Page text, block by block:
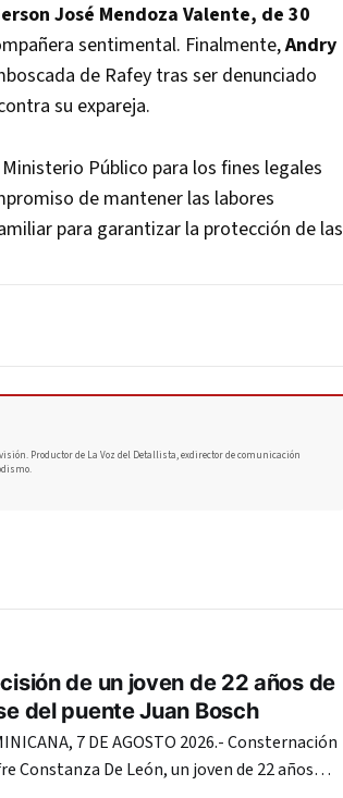
José Mendoza Valente, de 30
sentimental. Finalmente,Andry
de Rafey tras ser denunciado
su expareja.
Público para los fines legales
de mantener las labores
para garantizar la protección de las
Productor de La Voz del Detallista, exdirector de comunicación
de un joven de 22 años de
del puente Juan Bosch
7 DE AGOSTO 2026.- Consternación
Constanza De León, un joven de 22 años